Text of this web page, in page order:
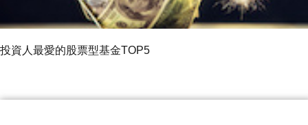
投資人最愛的股票型基金TOP5